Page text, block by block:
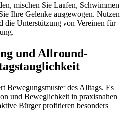
mischen Sie Laufen, Schwimmen
Ihre Gelenke ausgewogen. Nutzen
die Unterstützung von Vereinen für
und Allround-
Bewegungsmuster des Alltags. Es
und Beweglichkeit in praxisnahen
Bürger profitieren besonders